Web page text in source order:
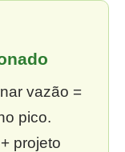
vazão =
pico.
projeto